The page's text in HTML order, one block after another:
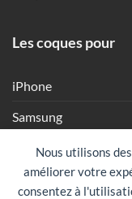
Nous utilisons
améliorer votre
consentez à
Les coques pour
iPhone
Samsung
Xiaomi
Google